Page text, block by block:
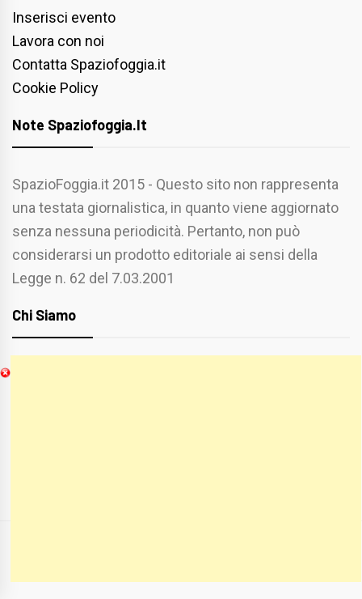
Inserisci evento
Lavora con noi
Contatta Spaziofoggia.it
Cookie Policy
Note Spaziofoggia.it
SpazioFoggia.it 2015 - Questo sito non rappresenta
una testata giornalistica, in quanto viene aggiornato
senza nessuna periodicità. Pertanto, non può
considerarsi un prodotto editoriale ai sensi della
Legge n. 62 del 7.03.2001
Chi Siamo